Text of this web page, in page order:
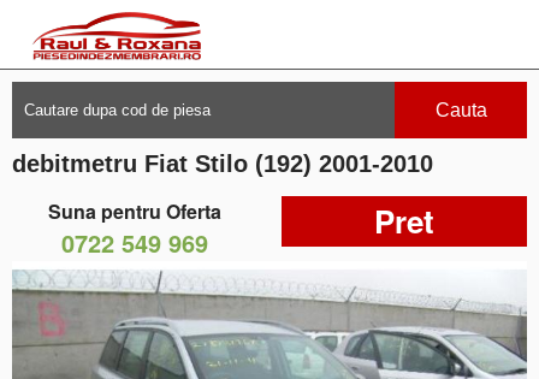
Cauta
debitmetru Fiat Stilo (192) 2001-2010
Suna pentru Oferta
0722 549 969 Pret